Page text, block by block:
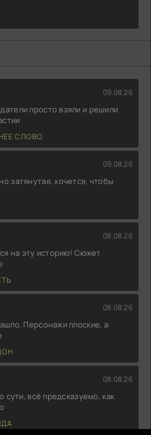
09.08.26
просто взяли и решили
СЛОВО
09.08.26
затянутая, хочется, чтобы
08.08.26
на эту историю! Сюжет
08.08.26
Персонажи плоские, а
08.08.26
сути, всё предсказуемо, как